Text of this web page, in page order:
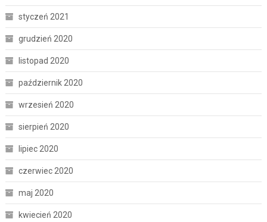
styczeń 2021
grudzień 2020
listopad 2020
październik 2020
wrzesień 2020
sierpień 2020
lipiec 2020
czerwiec 2020
maj 2020
kwiecień 2020